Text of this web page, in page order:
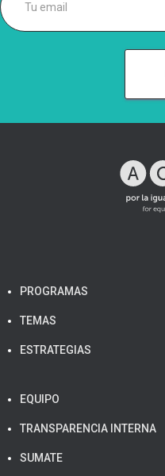
PROGRAMAS
TEMAS
ESTRATEGIAS
EQUIPO
TRANSPARENCIA INTERNA
SUMATE